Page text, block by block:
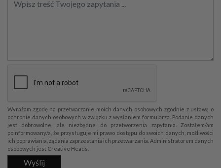
Wyrażam zgodę na przetwarzanie moich danych osobowych zgodnie z ustawą o
ochronie danych osobowych w związku z wysłaniem formularza. Podanie danych
jest dobrowolne, ale niezbędne do przetworzenia zapytania. Zostałem/am
poinformowany/a, że przysługuje mi prawo dostępu do swoich danych, możliwości
ich poprawiania, żądania zaprzestania ich przetwarzania. Administratorem danych
osobowych jest Creative Heads.
Wyślij